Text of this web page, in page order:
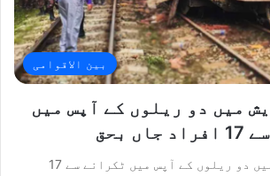
بین الاقوامی
میں دو ریلوں کے آپس میں
بحق
بنگلہ دیش میں دو ریلوں کے آپس میں ٹکرانے سے 17